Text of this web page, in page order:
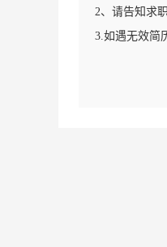
2、请告知求
3.如遇无效简